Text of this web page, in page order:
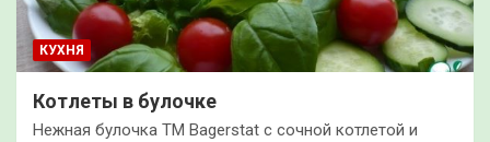
КУХНЯ
Котлеты в булочке
Нежная булочка ТМ Bagerstat с сочной котлетой и